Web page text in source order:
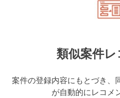
類似案件
案件の登録内容にもとづき、
が自動的にレコメ